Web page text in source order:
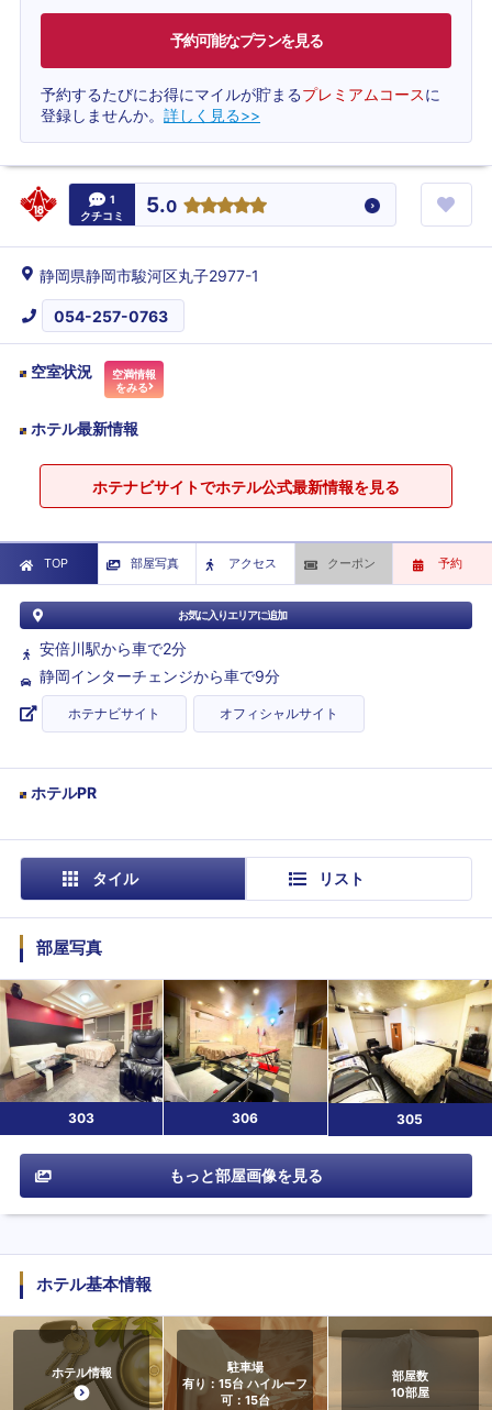
予約可能なプランを見る
予約するたびにお得にマイルが貯まるプレミアムコースに
登録しませんか。 詳しく見る>>
1
クチコミ
5.0
静岡県静岡市駿河区丸子2977-1
054-257-0763
空室状況
空満情報
をみる
ホテル最新情報
ホテナビサイトでホテル公式最新情報を見る
TOP 部屋写真 アクセス クーポン 予約
お気に入りエリアに追加
安倍川駅から車で2分
静岡インターチェンジから車で9分
ホテナビサイト オフィシャルサイト
ホテルPR
タイル リスト
部屋写真
303 306 305
もっと部屋画像を見る
ホテル基本情報
ホテル情報
駐車場
有り：15台 ハイルーフ
可：15台
部屋数
10部屋